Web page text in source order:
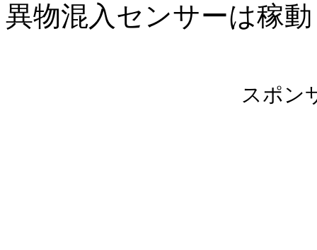
異物混入センサーは稼
スポン